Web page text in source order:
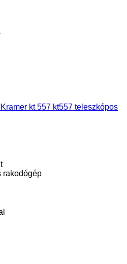
Kramer kt 557 kt557 teleszkópos
rakodógép